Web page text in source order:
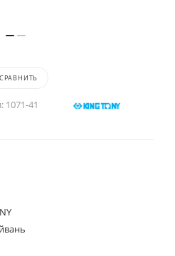
СРАВНИТЬ
1071-41